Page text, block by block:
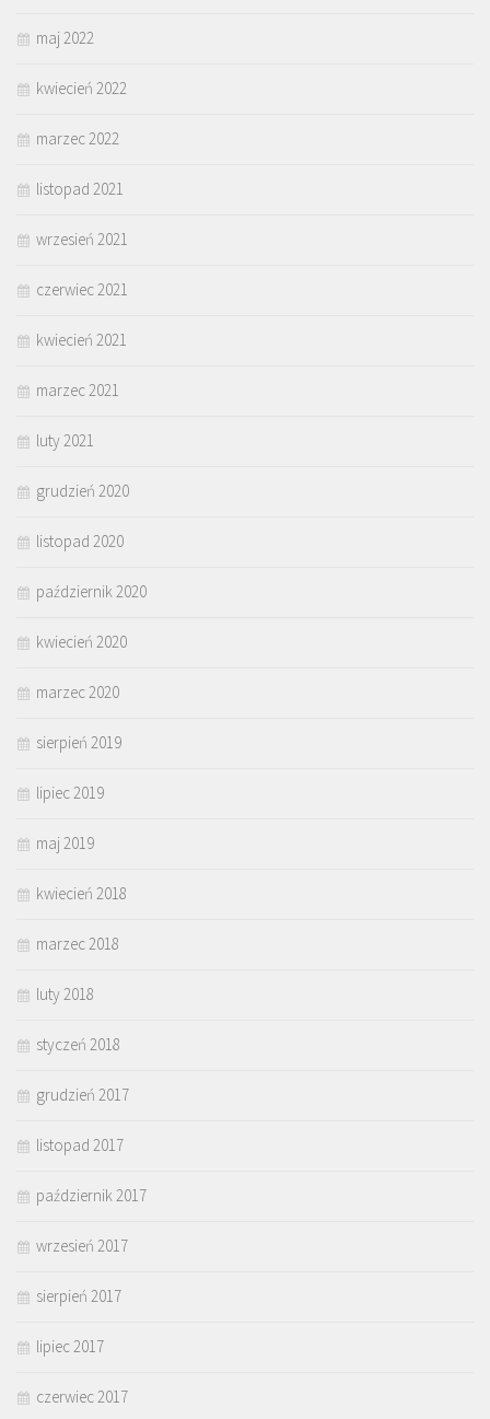
maj 2022
kwiecień 2022
marzec 2022
listopad 2021
wrzesień 2021
czerwiec 2021
kwiecień 2021
marzec 2021
luty 2021
grudzień 2020
listopad 2020
październik 2020
kwiecień 2020
marzec 2020
sierpień 2019
lipiec 2019
maj 2019
kwiecień 2018
marzec 2018
luty 2018
styczeń 2018
grudzień 2017
listopad 2017
październik 2017
wrzesień 2017
sierpień 2017
lipiec 2017
czerwiec 2017